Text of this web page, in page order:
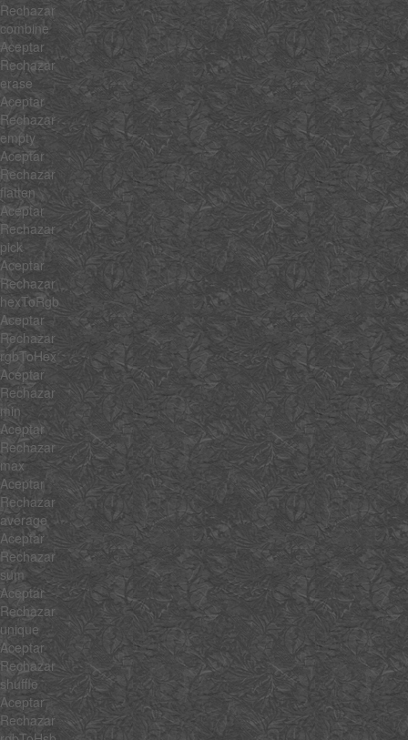
Rechazar
combine
Aceptar
Rechazar
erase
Aceptar
Rechazar
empty
Aceptar
Rechazar
flatten
Aceptar
Rechazar
pick
Aceptar
Rechazar
hexToRgb
Aceptar
Rechazar
rgbToHex
Aceptar
Rechazar
min
Aceptar
Rechazar
max
Aceptar
Rechazar
average
Aceptar
Rechazar
sum
Aceptar
Rechazar
unique
Aceptar
Rechazar
shuffle
Aceptar
Rechazar